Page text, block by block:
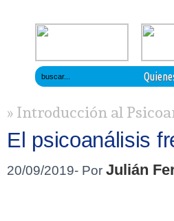
» Introducción al
El psicoanálisis
20/09/2019- Por Julián